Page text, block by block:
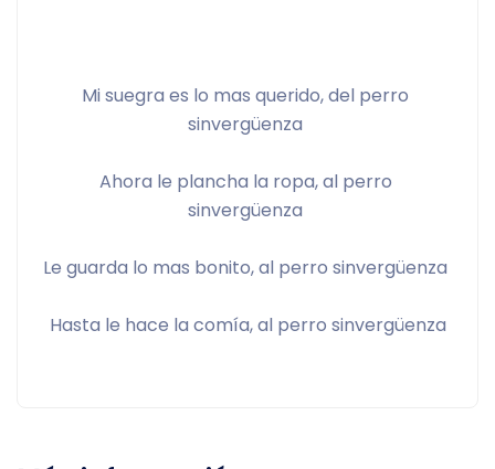
Mi suegra es lo mas querido, del perro
sinvergüenza
Ahora le plancha la ropa, al perro
sinvergüenza
Le guarda lo mas bonito, al perro sinvergüenza
Hasta le hace la comía, al perro sinvergüenza